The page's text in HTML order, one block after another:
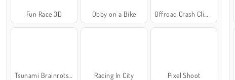
Fun Race 3D Obby on a Bike
Racing In City Pixel Shoot